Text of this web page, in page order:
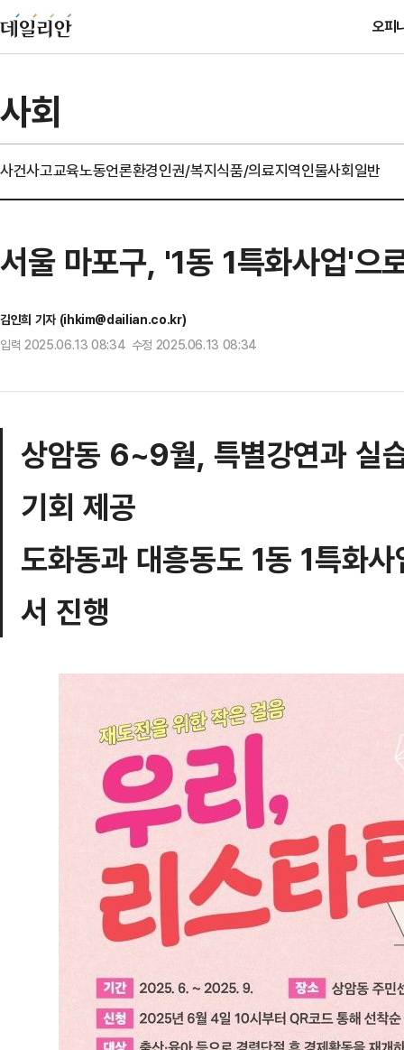
오피
사회
사건사고교육노동언론환경인권/복지식품/의료지역인물사회일반
서울 마포구, '1동 1특화사업'으
김인희 기자 (ihkim@dailian.co.kr)
입력 2025.06.13 08:34 수정 2025.06.13 08:34
상암동 6~9월, 특별강연과 실
기회 제공
도화동과 대흥동도 1동 1특화
서 진행